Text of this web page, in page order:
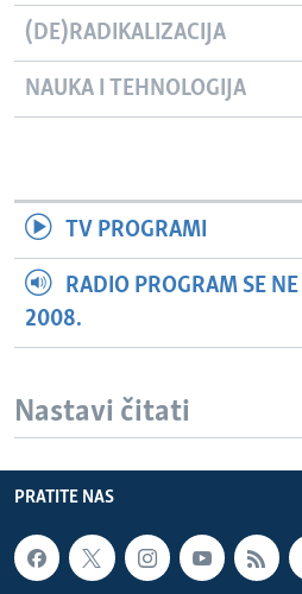
(DE)RADIKALIZACIJA
NAUKA I TEHNOLOGIJA
TV PROGRAMI
RADIO PROGRAM SE
2008.
Nastavi čitati
PRATITE NAS